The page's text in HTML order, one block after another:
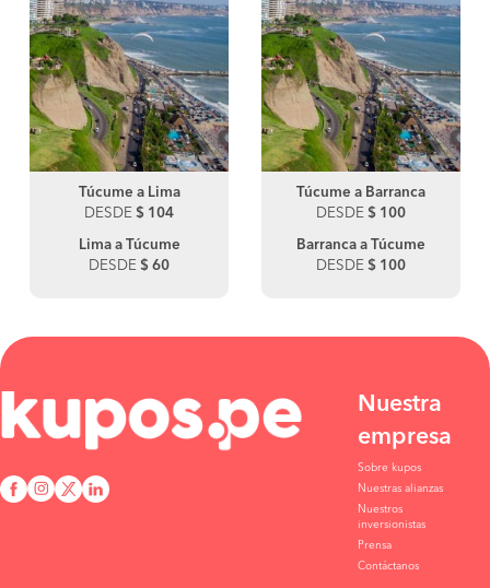
Túcume a Lima
DESDE $ 104
Lima a Túcume
DESDE $ 60
Túcume a Barranca
DESDE $ 100
Barranca a Túcume
DESDE $ 100
Nuestra
empresa
Sobre kupos
Nuestras alianzas
Nuestros
inversionistas
Prensa
Contáctanos